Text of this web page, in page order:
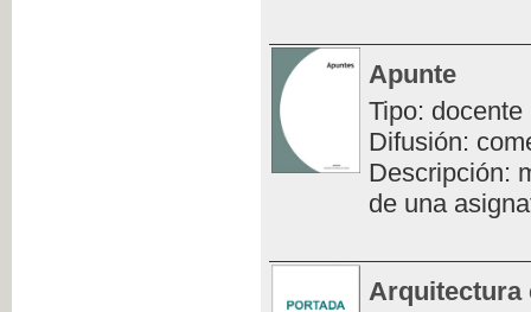
Apunte
Tipo: docente
Difusión:
Descripción:
de una
Arquitectura